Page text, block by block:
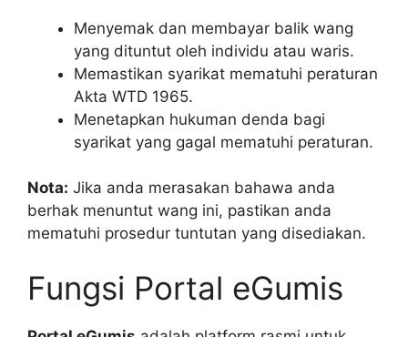
Menyemak dan membayar balik wang
yang dituntut oleh individu atau waris.
Memastikan syarikat mematuhi peraturan
Akta WTD 1965.
Menetapkan hukuman denda bagi
syarikat yang gagal mematuhi peraturan.
Nota: Jika anda merasakan bahawa anda
berhak menuntut wang ini, pastikan anda
mematuhi prosedur tuntutan yang disediakan.
Fungsi Portal eGumis